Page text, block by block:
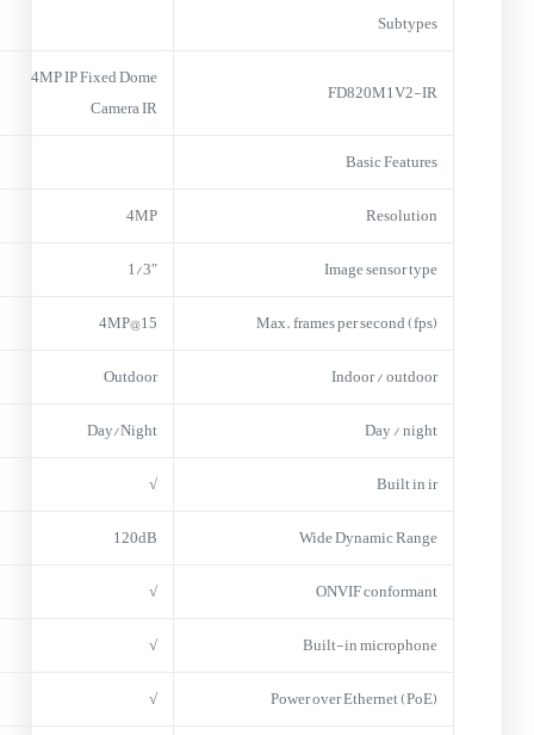
Subtypes
FD820M1V2-IR
4MP IP Fixed Dome
Camera IR
Basic Features
Resolution
4MP
Image sensor type
1/3″
Max. frames per second (fps)
15@4MP
Indoor / outdoor
Outdoor
Day / night
Day/Night
Built in ir
√
Wide Dynamic Range
120dB
ONVIF conformant
√
Built-in microphone
√
Power over Ethernet (PoE)
√